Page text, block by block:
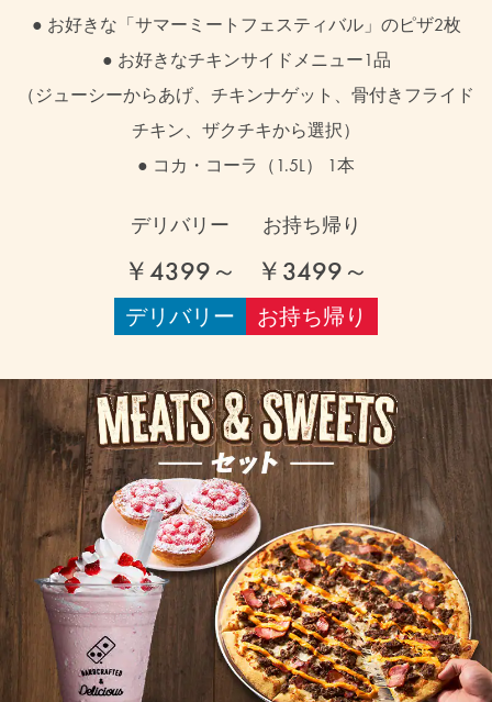
● お好きな「サマーミートフェスティバル」のピザ2枚
● お好きなチキンサイドメニュー1品
（ジューシーからあげ、チキンナゲット、骨付きフライド
チキン、ザクチキから選択）
● コカ・コーラ（1.5L） 1本
デリバリー
￥4399～
デリバリー
お持ち帰り
￥3499～
お持ち帰り